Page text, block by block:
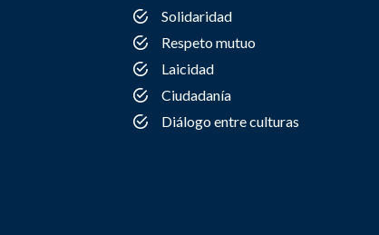
Solidaridad
Respeto mutuo
Laicidad
Ciudadanía
Diálogo entre culturas